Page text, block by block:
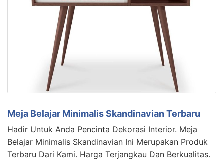
Meja Belajar Minimalis Skandinavian Terbaru
Hadir Untuk Anda Pencinta Dekorasi Interior. Meja
Belajar Minimalis Skandinavian Ini Merupakan Produk
Terbaru Dari Kami. Harga Terjangkau Dan Berkualitas.